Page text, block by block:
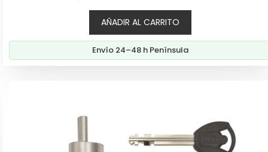
precio
original
era:
790,00€.
precio
actual
es:
676,00€.
AÑADIR AL CARRITO
Envío 24–48 h Península